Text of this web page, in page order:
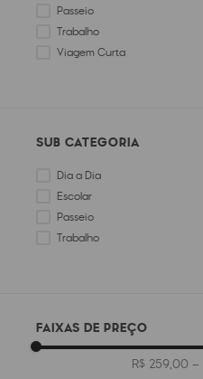
Passeio
Trabalho
Viagem Curta
SUB CATEGORIA
Dia a Dia
Escolar
Passeio
Trabalho
FAIXAS DE PREÇO
R$ 259,00 –